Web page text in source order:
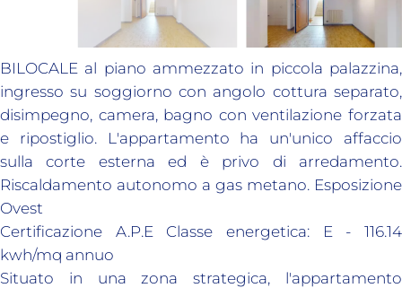
BILOCALE al piano ammezzato in piccola palazzina,
ingresso su soggiorno con angolo cottura separato,
disimpegno, camera, bagno con ventilazione forzata
e ripostiglio. L'appartamento ha un'unico affaccio
sulla corte esterna ed è privo di arredamento.
Riscaldamento autonomo a gas metano. Esposizione
Ovest
Certificazione A.P.E Classe energetica: E - 116.14
kwh/mq annuo
Situato in una zona strategica, l'appartamento